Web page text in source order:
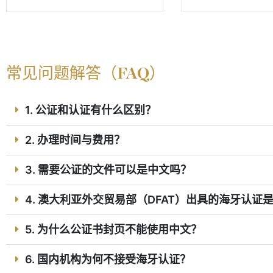
常见问题解答（FAQ）
1. 公证和认证有什么区别？
2. 办理时间与费用？
3. 需要公证的文件可以是中文吗？
4. 澳大利亚外交贸易部（DFAT）出具的海牙认证是
5. 为什么公证书封页不能使用中文？
6. 国内机构为何不接受海牙认证？